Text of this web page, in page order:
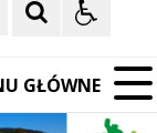
GŁÓWNE